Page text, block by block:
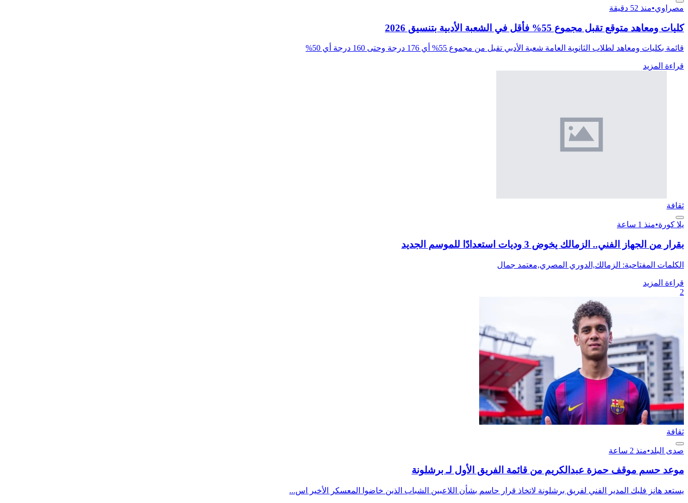
مصراوي•منذ 52 دقيقة
كليات ومعاهد متوقع تقبل مجموع 55% فأقل في الشعبة الأدبية بتنسيق 2026
قائمة بكليات ومعاهد لطلاب الثانوية العامة شعبة الأدبي تقبل من مجموع 55% أي 176 درجة وحتى 160 درجة أي 50%
قراءة المزيد
ثقافة
يلا كورة•منذ 1 ساعة
بقرار من الجهاز الفني.. الزمالك يخوض 3 وديات استعدادًا للموسم الجديد
الكلمات المفتاحية: الزمالك,الدوري المصري,معتمد جمال
قراءة المزيد
2
ثقافة
صدى البلد•منذ 2 ساعة
موعد حسم موقف حمزة عبدالكريم من قائمة الفريق الأول لـ برشلونة
يستعد هانز فليك المدير الفني لفريق برشلونة لاتخاذ قرار حاسم بشأن اللاعبين الشباب الذين خاضوا المعسكر الأخير اس...